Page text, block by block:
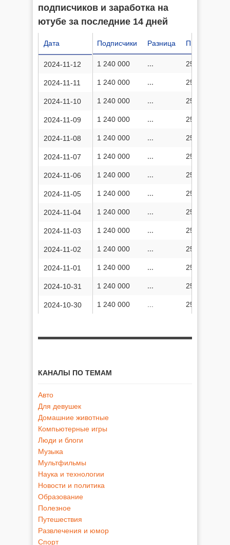
подписчиков и заработка на
ютубе за последние 14 дней
Подписчики Разница Просмотров
1 240 000 ... 257 562 099
1 240 000 ... 257 545 982
1 240 000 ... 257 527 530
1 240 000 ... 257 512 514
1 240 000 ... 257 497 669
1 240 000 ... 257 482 295
1 240 000 ... 257 468 403
1 240 000 ... 257 451 103
1 240 000 ... 257 434 480
1 240 000 ... 257 419 550
1 240 000 ... 257 402 476
1 240 000 ... 257 386 572
1 240 000 ... 257 383 140
1 240 000 ... 257 356 164
Дата
2024-11-12
2024-11-11
2024-11-10
2024-11-09
2024-11-08
2024-11-07
2024-11-06
2024-11-05
2024-11-04
2024-11-03
2024-11-02
2024-11-01
2024-10-31
2024-10-30
КАНАЛЫ ПО ТЕМАМ
Авто
Для девушек
Домашние животные
Компьютерные игры
Люди и блоги
Музыка
Мультфильмы
Наука и технологии
Новости и политика
Образование
Полезное
Путешествия
Развлечения и юмор
Спорт